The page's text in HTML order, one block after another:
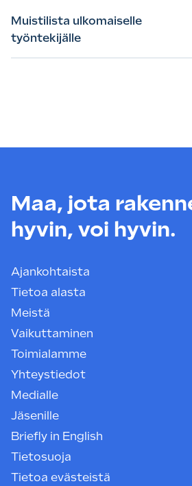
Muistilista ulkomaiselle
työntekijälle
Maa, jota
hyvin, voi hyvin.
Ajankohtaista
Tietoa alasta
Meistä
Vaikuttaminen
Toimialamme
Yhteystiedot
Medialle
Jäsenille
Briefly in English
Tietosuoja
Tietoa evästeistä